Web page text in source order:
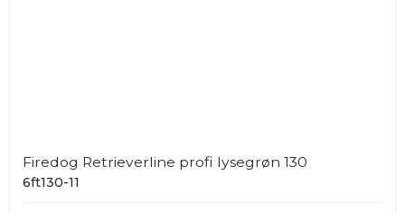
Firedog Retrieverline profi lysegrøn 130
6ft130-11